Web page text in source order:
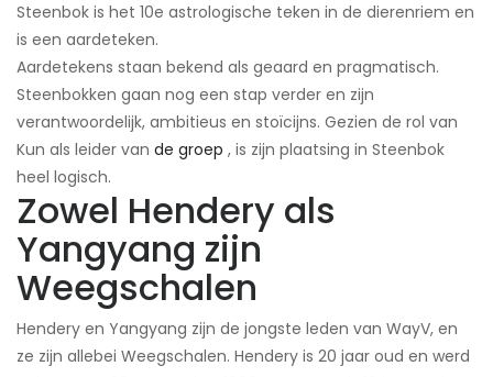
Steenbok is het 10e astrologische teken in de dierenriem en
is een aardeteken.
Aardetekens staan ​​bekend als geaard en pragmatisch.
Steenbokken gaan nog een stap verder en zijn
verantwoordelijk, ambitieus en stoïcijns. Gezien de rol van
Kun als leider van de groep , is zijn plaatsing in Steenbok
heel logisch.
Zowel Hendery als
Yangyang zijn
Weegschalen
Hendery en Yangyang zijn de jongste leden van WayV, en
ze zijn allebei Weegschalen. Hendery is 20 jaar oud en werd